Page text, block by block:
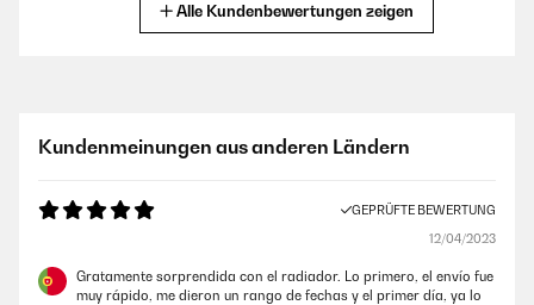
Wir haben uns für den kleinen Heizkörper entschieden weil das Bad
sehr klein ist und wir ihn zur Ergänzung für die Fußbodenheizung
guten Eindruck gemacht. Außerdem macht er einen schicken Eindruck
Amazon-Benutzer
Alle Kundenbewertungen zeigen
Kundenmeinungen aus anderen Ländern
GEPRÜFTE BEWERTUNG
12/04/2023
Gratamente sorprendida con el radiador. Lo primero, el envío fue
muy rápido, me dieron un rango de fechas y el primer día, ya lo